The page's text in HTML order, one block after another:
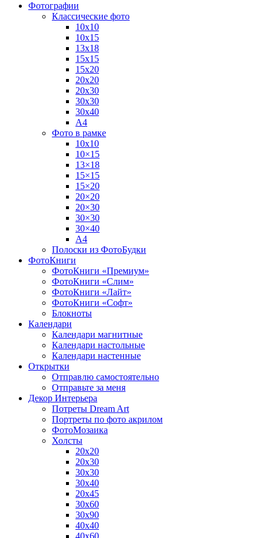
Фотографии
Классические фото
10х10
10х15
13х18
15х15
15х20
20х20
20х30
30х30
30х40
А4
Фото в рамке
10х10
10×15
13×18
15×15
15×20
20×20
20×30
30×30
30×40
A4
Полоски из ФотоБудки
ФотоКниги
ФотоКниги «Премиум»
ФотоКниги «Слим»
ФотоКниги «Лайт»
ФотоКниги «Софт»
Блокноты
Календари
Календари магнитные
Календари настольные
Календари настенные
Открытки
Отправлю самостоятельно
Отправьте за меня
Декор Интерьера
Потреты Dream Art
Портреты по фото акрилом
ФотоМозаика
Холсты
20х20
20х30
30х30
30х40
20х45
30х60
30х90
40х40